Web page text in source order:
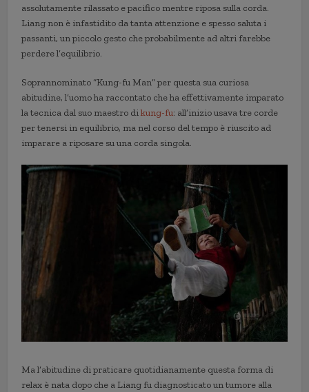
assolutamente rilassato e pacifico mentre riposa sulla corda.
Liang non è infastidito da tanta attenzione e spesso saluta i
passanti, un piccolo gesto che probabilmente ad altri farebbe
perdere l’equilibrio.
Soprannominato “Kung-fu Man” per questa sua curiosa
abitudine, l’uomo ha raccontato che ha effettivamente imparato
la tecnica dal suo maestro dikung-fu: all’inizio usava tre corde
per tenersi in equilibrio, ma nel corso del tempo è riuscito ad
imparare a riposare su una corda singola.
Ma l’abitudine di praticare quotidianamente questa forma di
relax è nata dopo che a Liang fu diagnosticato un tumore alla